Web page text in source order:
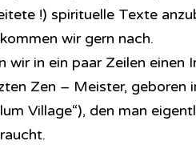
!) spirituelle Texte
wir gern nach.
wir in ein paar Zeilen einen
Zen – Meister, geboren
Village“), den man